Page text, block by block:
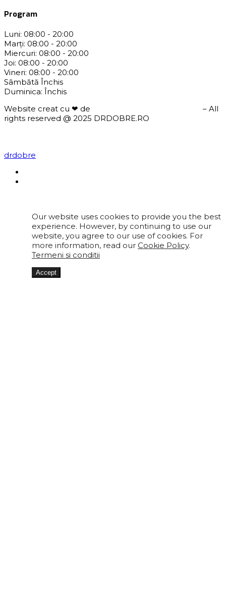
Program
Luni: 08:00 - 20:00
Marți: 08:00 - 20:00
Miercuri: 08:00 - 20:00
Joi: 08:00 - 20:00
Vineri: 08:00 - 20:00
Sâmbătă Închis
Duminica: Închis
Website creat cu ❤ de
– All
rights reserved @ 2025 DRDOBRE.RO
drdobre
Our website uses cookies to provide you the best
experience. However, by continuing to use our
website, you agree to our use of cookies. For
more information, read our Cookie Policy.
Termeni si conditii
Accept